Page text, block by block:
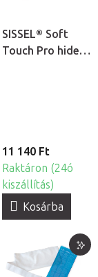
SISSEL® Soft
Touch Pro hideg-
11 140 Ft
Raktáron (24ó
kiszállítás)
Kosárba